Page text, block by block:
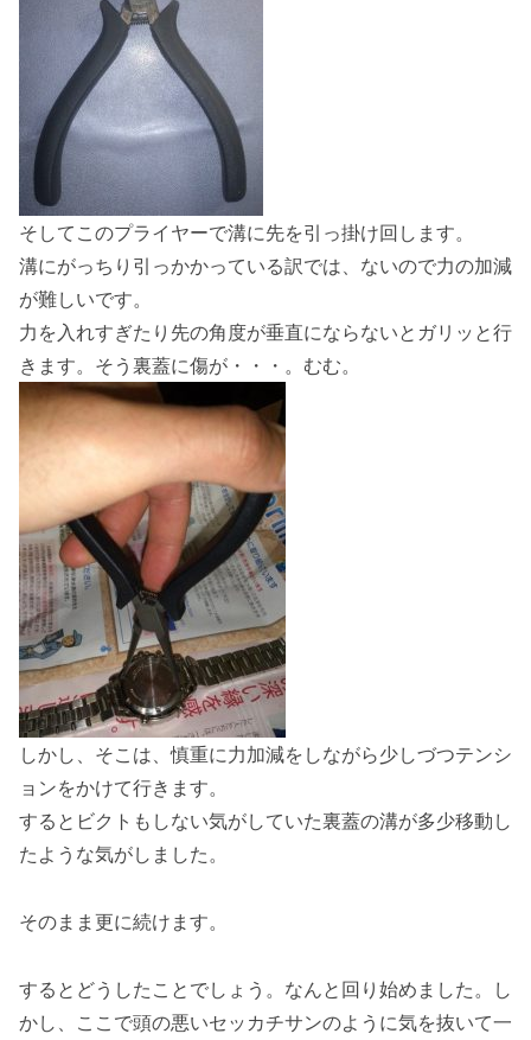
そしてこのプライヤーで溝に先を引っ掛け回します。
溝にがっちり引っかかっている訳では、ないので力の加減
が難しいです。
力を入れすぎたり先の角度が垂直にならないとガリッと行
きます。そう裏蓋に傷が・・・。むむ。
しかし、そこは、慎重に力加減をしながら少しづつテンシ
ョンをかけて行きます。
するとビクトもしない気がしていた裏蓋の溝が多少移動し
たような気がしました。
そのまま更に続けます。
するとどうしたことでしょう。なんと回り始めました。し
かし、ここで頭の悪いセッカチサンのように気を抜いて一